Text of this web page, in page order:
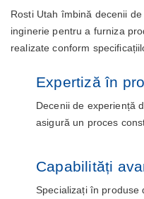
Rosti Utah îmbină decenii
inginerie pentru a furniza
realizate conform
Expertiză în
Decenii de experiență
asigură un proces
Capabilități
Specializați în produse